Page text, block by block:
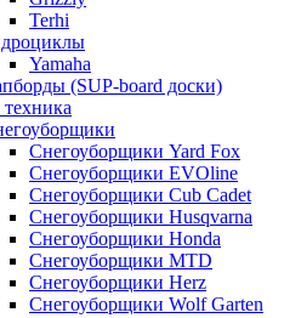
Terhi
Yamaha
(SUP-board доски)
Снегоуборщики Yard Fox
Снегоуборщики EVOline
Снегоуборщики Cub Cadet
Снегоуборщики Husqvarna
Снегоуборщики Honda
Снегоуборщики MTD
Снегоуборщики Herz
Снегоуборщики Wolf Garten